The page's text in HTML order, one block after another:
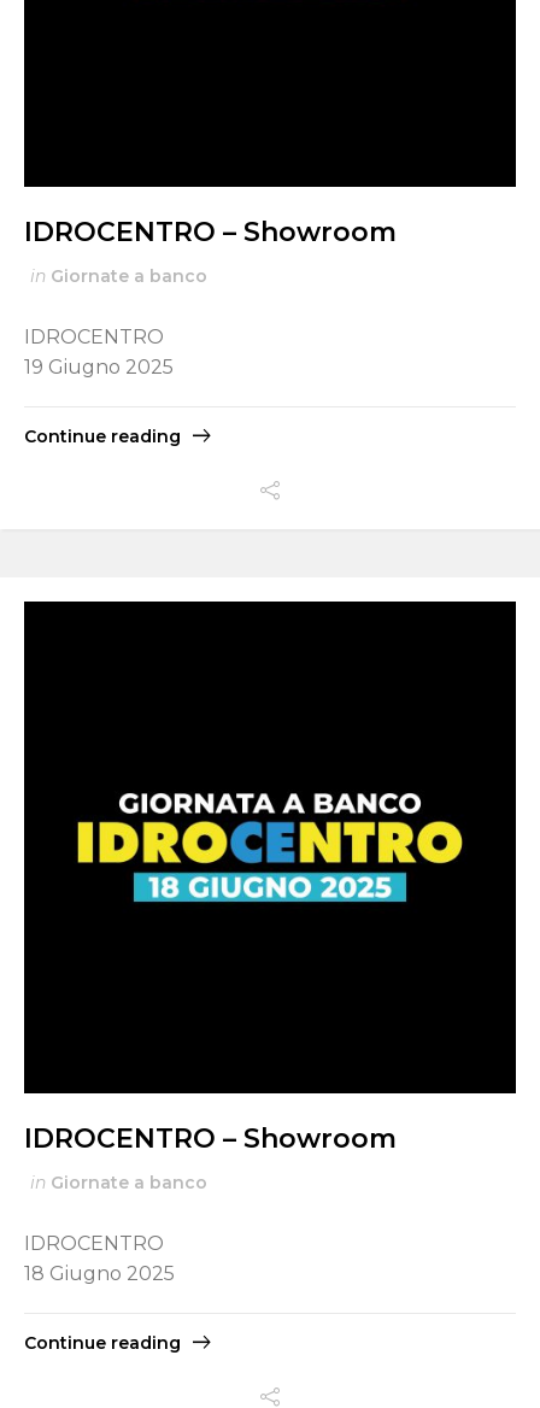
IDROCENTRO – Showroom
in Giornate a banco
IDROCENTRO
19 Giugno 2025
Continue reading
IDROCENTRO – Showroom
in Giornate a banco
IDROCENTRO
18 Giugno 2025
Continue reading